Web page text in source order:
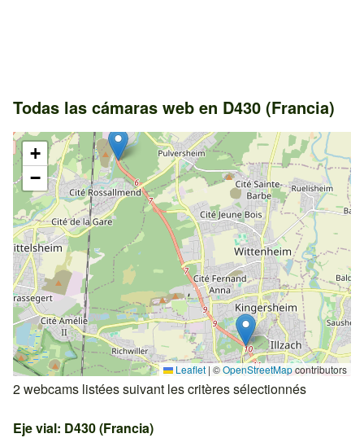
Todas las cámaras web en D430 (Francia)
+
−
Leaflet | ©OpenStreetMapcontributors
2 webcams listées suivant les critères sélectionnés
Eje vial: D430 (Francia)